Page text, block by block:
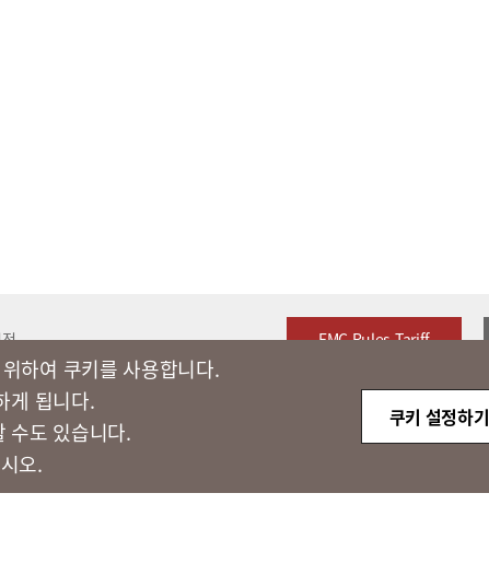
FMC Rules Tariff
하여 쿠키를 사용합니다.​
게 됩니다.
수도 있습니다.
오.
쿠키 설정하기